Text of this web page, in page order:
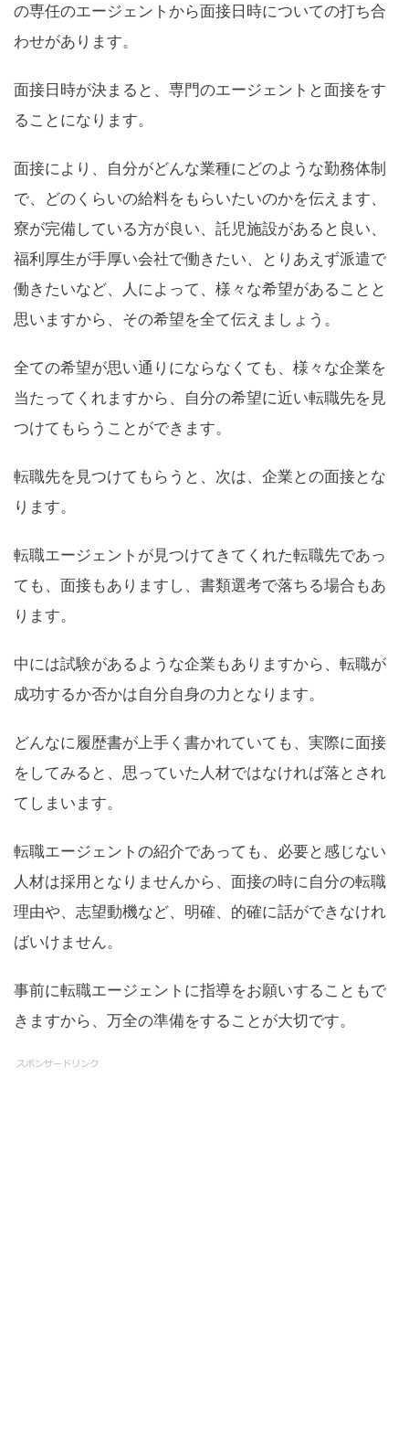
の専任のエージェントから面接日時についての打ち合
わせがあります。
面接日時が決まると、専門のエージェントと面接をす
ることになります。
面接により、自分がどんな業種にどのような勤務体制
で、どのくらいの給料をもらいたいのかを伝えます、
寮が完備している方が良い、託児施設があると良い、
福利厚生が手厚い会社で働きたい、とりあえず派遣で
働きたいなど、人によって、様々な希望があることと
思いますから、その希望を全て伝えましょう。
全ての希望が思い通りにならなくても、様々な企業を
当たってくれますから、自分の希望に近い転職先を見
つけてもらうことができます。
転職先を見つけてもらうと、次は、企業との面接とな
ります。
転職エージェントが見つけてきてくれた転職先であっ
ても、面接もありますし、書類選考で落ちる場合もあ
ります。
中には試験があるような企業もありますから、転職が
成功するか否かは自分自身の力となります。
どんなに履歴書が上手く書かれていても、実際に面接
をしてみると、思っていた人材ではなければ落とされ
てしまいます。
転職エージェントの紹介であっても、必要と感じない
人材は採用となりませんから、面接の時に自分の転職
理由や、志望動機など、明確、的確に話ができなけれ
ばいけません。
事前に転職エージェントに指導をお願いすることもで
きますから、万全の準備をすることが大切です。